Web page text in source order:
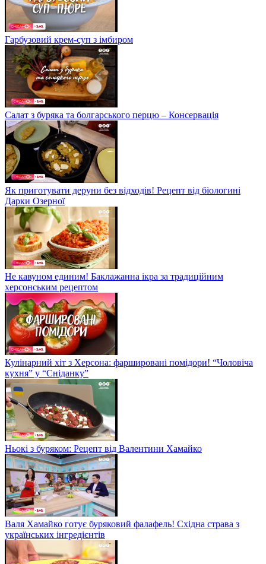
Гарбузовий крем-суп з імбиром
Салат з буряка та болгарського перцю – Консервація
Як приготувати деруни без відходів! Рецепт від біологині
Дарки Озерної
Не кавуном единим! Баклажанна ікра за традиційним
херсонським рецептом
Кулінарний хіт з Херсона: фаршировані помідори! “Чоловіча
кухня” у “Сніданку”
Ньокі з буряком: Рецепт від Валентини Хамайко
Валя Хамайко готує буряковий фалафель! Східна страва з
українських інгредієнтів